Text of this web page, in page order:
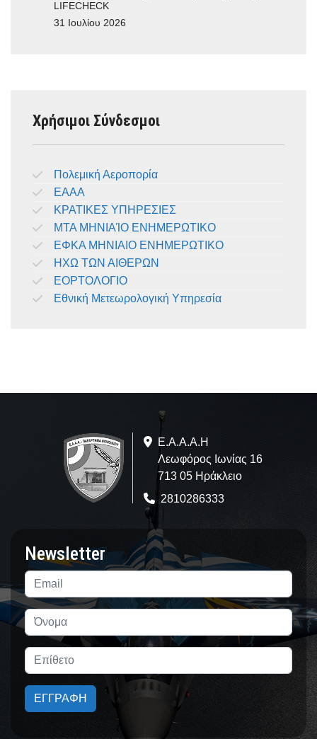
LIFECHECK
31 Ιουλίου 2026
Χρήσιμοι Σύνδεσμοι
Πολεμική Αεροπορία
ΕΑΑΑ
ΚΡΑΤΙΚΕΣ ΥΠΗΡΕΣΙΕΣ
ΜΤΑ ΜΗΝΙΑΊΟ ΕΝΗΜΕΡΩΤΙΚΟ
ΕΦΚΑ ΜΗΝΙΑΙΟ ΕΝΗΜΕΡΩΤΙΚΟ
ΗΧΩ ΤΩΝ ΑΙΘΕΡΩΝ
ΕΟΡΤΟΛΟΓΙΟ
Εθνική Μετεωρολογική Υπηρεσία
Ε.A.Α.Α.Η
Λεωφόρος Ιωνίας 16
713 05 Ηράκλειο
2810286333
Newsletter
ΕΓΓΡΑΦΗ